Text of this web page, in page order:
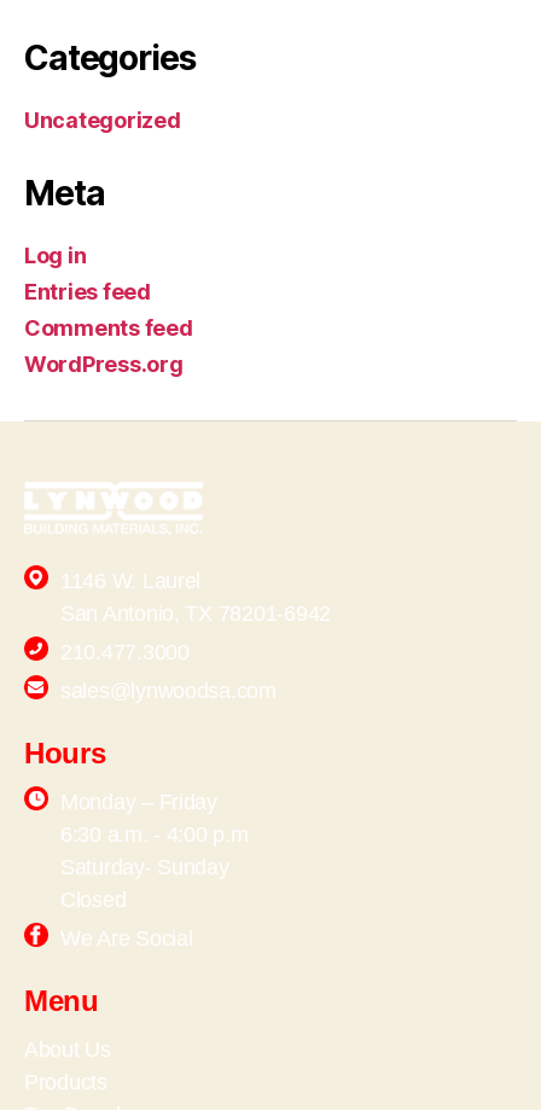
Categories
Uncategorized
Meta
Log in
Entries feed
Comments feed
WordPress.org
1146 W. Laurel
San Antonio, TX 78201-6942
210.477.3000
sales@lynwoodsa.com
Hours
Monday – Friday
6:30 a.m. - 4:00 p.m
Saturday- Sunday
Closed
We Are Social
Menu
About Us
Products